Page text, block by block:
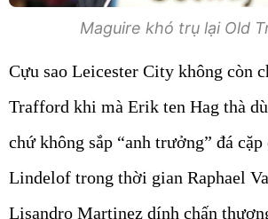
Maguire khó trụ lại Old
Cựu sao Leicester City không còn
Trafford khi mà Erik ten Hag thà
chứ không sắp “anh trưởng” đá
Lindelof trong thời gian Raphael
Lisandro Martinez dính chấn